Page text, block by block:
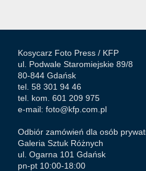
Kosycarz Foto Press / KFP
ul. Podwale Staromiejskie 89/8
80-844 Gdańsk
tel. 58 301 94 46
tel. kom. 601 209 975
e-mail: foto@kfp.com.pl
Odbiór zamówień dla osób
Galeria Sztuk Różnych
ul. Ogarna 101 Gdańsk
pn-pt 10:00-18:00